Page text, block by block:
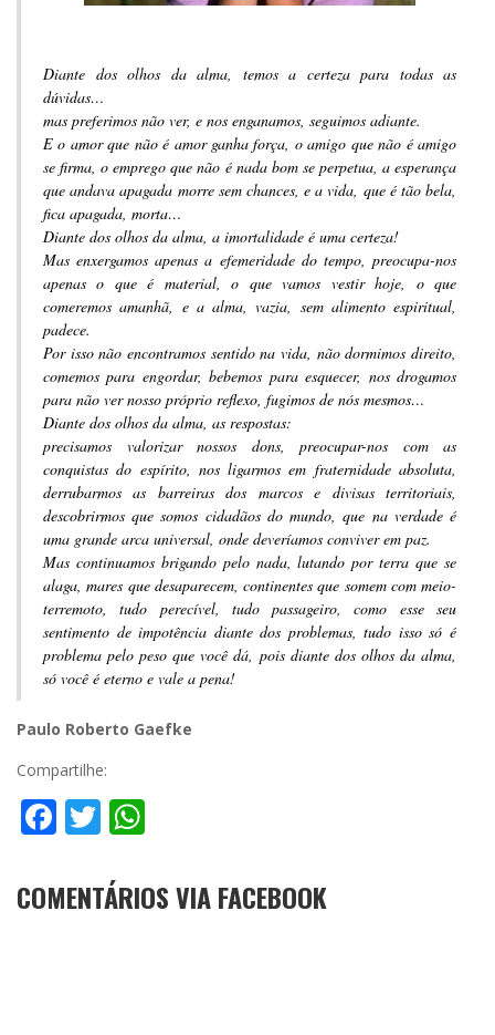
Diante dos olhos da alma, temos a certeza para todas as
dúvidas…
mas preferimos não ver, e nos enganamos, seguimos adiante.
E o amor que não é amor ganha força, o amigo que não é amigo
se firma, o emprego que não é nada bom se perpetua, a esperança
que andava apagada morre sem chances, e a vida, que é tão bela,
fica apagada, morta…
Diante dos olhos da alma, a imortalidade é uma certeza!
Mas enxergamos apenas a efemeridade do tempo, preocupa-nos
apenas o que é material, o que vamos vestir hoje, o que
comeremos amanhã, e a alma, vazia, sem alimento espiritual,
padece.
Por isso não encontramos sentido na vida, não dormimos direito,
comemos para engordar, bebemos para esquecer, nos drogamos
para não ver nosso próprio reflexo, fugimos de nós mesmos…
Diante dos olhos da alma, as respostas:
precisamos valorizar nossos dons, preocupar-nos com as
conquistas do espírito, nos ligarmos em fraternidade absoluta,
derrubarmos as barreiras dos marcos e divisas territoriais,
descobrirmos que somos cidadãos do mundo, que na verdade é
uma grande arca universal, onde deveríamos conviver em paz.
Mas continuamos brigando pelo nada, lutando por terra que se
alaga, mares que desaparecem, continentes que somem com meio-
terremoto, tudo perecível, tudo passageiro, como esse seu
sentimento de impotência diante dos problemas, tudo isso só é
problema pelo peso que você dá, pois diante dos olhos da alma,
só você é eterno e vale a pena!
Paulo Roberto Gaefke
Compartilhe:
Facebook
Twitter
COMENTÁRIOS VIA FACEBOOK